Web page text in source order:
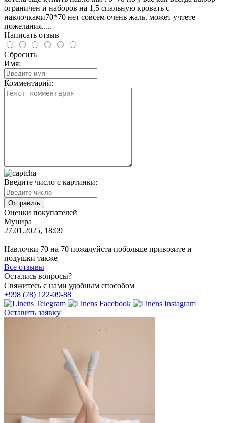
ограничен и наборов на 1,5 спальную кровать с
навлочками70*70 нет совсем очень жаль. может учтете
пожелания.....
Написать отзыв
Сбросить
Имя:
Комментарий:
Введите число с картинки:
Оценки покупателей
Мунира
27.01.2025, 18:09
Навлочки 70 на 70 пожалуйста побольше привозите и
подушки также
Все отзывы
Остались вопросы?
Свяжитесь с нами удобным способом
+998 (78) 122-09-88
Оставить заявку